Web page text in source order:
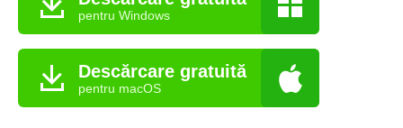
pentru Windows
Descărcare gratuită
pentru macOS